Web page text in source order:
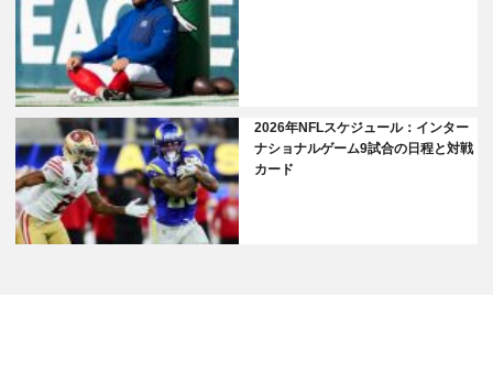
2026年NFLスケジュール：インター
ナショナルゲーム9試合の日程と対戦
カード